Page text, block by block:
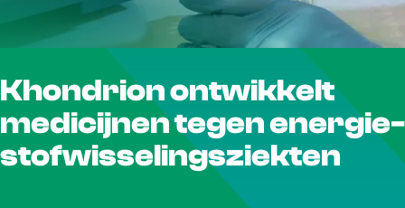
r
d
e
Khondrion ontwikkelt
medicijnen tegen energie-
stofwisselingsziekten